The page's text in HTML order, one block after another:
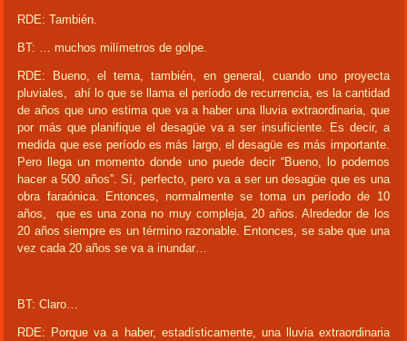
RDE: También.
BT: … muchos milímetros de golpe.
RDE: Bueno, el tema, también, en general, cuando uno proyecta
pluviales, ahí lo que se llama el período de recurrencia, es la cantidad
de años que uno estima que va a haber una lluvia extraordinaria, que
por más que planifique el desagüe va a ser insuficiente. Es decir, a
medida que ese período es más largo, el desagüe es más importante.
Pero llega un momento donde uno puede decir “Bueno, lo podemos
hacer a 500 años”. Sí, perfecto, pero va a ser un desagüe que es una
obra faraónica. Entonces, normalmente se toma un período de 10
años, que es una zona no muy compleja, 20 años. Alrededor de los
20 años siempre es un término razonable. Entonces, se sabe que una
vez cada 20 años se va a inundar…
BT: Claro…
RDE: Porque va a haber, estadísticamente, una lluvia extraordinaria